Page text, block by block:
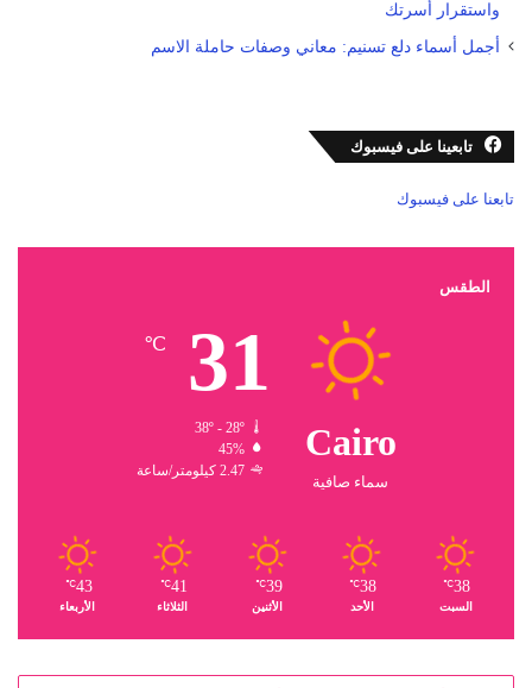
واستقرار أسرتك
أجمل أسماء دلع تسنيم: معاني وصفات حاملة الاسم
تابعينا على فيسبوك
تابعنا على فيسبوك
الطقس
Cairo
سماء صافية
31
℃
38º - 28º
45%
2.47 كيلومتر/ساعة
38
℃
السبت
38
℃
الأحد
39
℃
الأثنين
41
℃
الثلاثاء
43
℃
الأربعاء